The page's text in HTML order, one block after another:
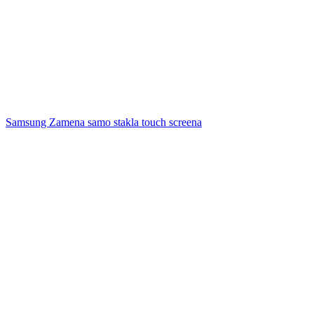
Samsung Zamena samo stakla touch screena